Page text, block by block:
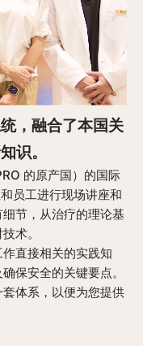
，融合了本国关
识。
的原产国）的国际
员工进行现场讲座和
节，从治疗的理论基
术。
直接相关的实践知
保安全的关键要点。
体系，以便为您提供